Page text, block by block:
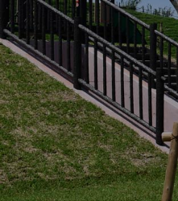
ホーム
お知ら